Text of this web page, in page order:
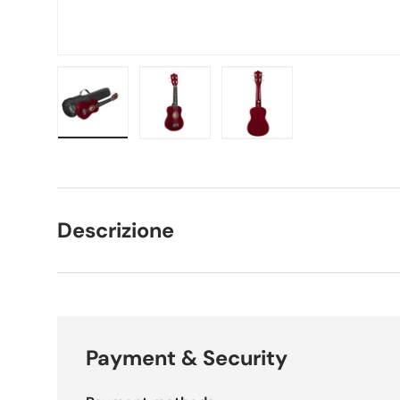
Descrizione
Payment & Security